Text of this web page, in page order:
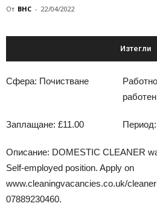
От BHC - 22/04/2022
Изтегли
Сфера: Почистване
Заплащане: £11.00
Описание: DOMESTIC CLEANER
Self-employed position. Apply on
www.cleaningvacancies.co.uk/
07889230460.